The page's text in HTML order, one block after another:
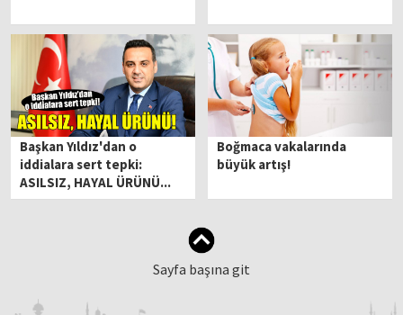
Başkan Yıldız'dan o
iddialara sert tepki:
ASILSIZ, HAYAL ÜRÜNÜ...
Boğmaca vakalarında
büyük artış!
Sayfa başına git